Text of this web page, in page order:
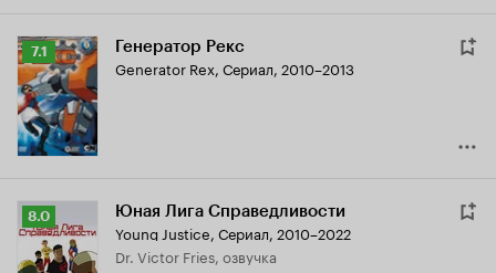
Рейтинг
Кинопоиска
7.1
7.1 Генератор Рекс
Generator Rex, Сериал, 2010–2013
Рейтинг
Кинопоиска
8.0
8.0 Юная Лига Справедливости
Young Justice, Сериал, 2010–2022
Dr. Victor Fries, озвучка